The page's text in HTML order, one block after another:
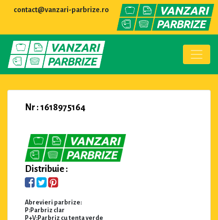
contact@vanzari-parbrize.ro
Nr : 1618975164
Distribuie :
Abrevieri parbrize:
P:Parbriz clar
P+V:Parbriz cu tenta verde